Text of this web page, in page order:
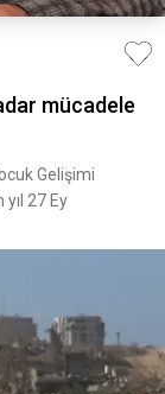
mücadele
Gelişimi
27 Ey